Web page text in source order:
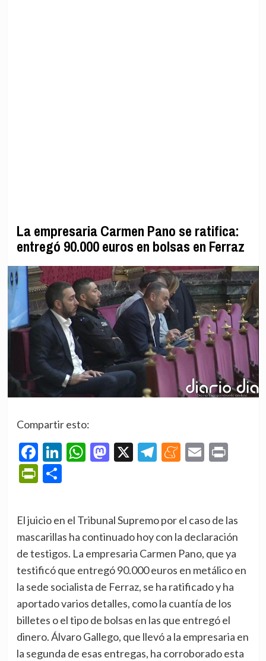
La empresaria Carmen Pano se ratifica:
entregó 90.000 euros en bolsas en Ferraz
Compartir esto:
Facebook
LinkedIn
WhatsApp
Mastodon
X Telegram
Meneame
Email
PrintFriendly
Compartir
El juicio en el Tribunal Supremo por el caso de las
mascarillas ha continuado hoy con la declaración
de testigos. La empresaria Carmen Pano, que ya
testificó que entregó 90.000 euros en metálico en
la sede socialista de Ferraz, se ha ratificado y ha
aportado varios detalles, como la cuantía de los
billetes o el tipo de bolsas en las que entregó el
dinero. Álvaro Gallego, que llevó a la empresaria en
la segunda de esas entregas, ha corroborado esta